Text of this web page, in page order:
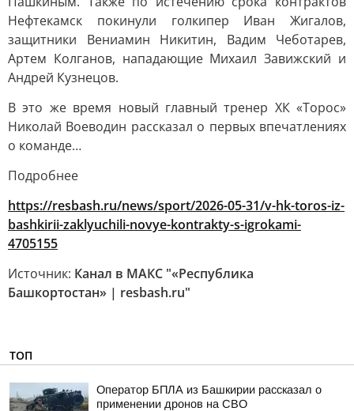
Нефтекамск покинули голкипер Иван Жигалов,
защитники Вениамин Никитин, Вадим Чеботарев,
Артем Колганов, нападающие Михаил Завижский и
Андрей Кузнецов.
В это же время новый главный тренер ХК «Торос»
Николай Воеводин рассказал о первых впечатлениях
о команде…
Подробнее
https://resbash.ru/news/sport/2026-05-31/v-hk-toros-iz-
bashkirii-zaklyuchili-novye-kontrakty-s-igrokami-
4705155
Источник: Канал в МАКС "«Республика
Башкортостан» | resbash.ru"
ТОП
Оператор БПЛА из Башкирии рассказал о
применении дронов на СВО